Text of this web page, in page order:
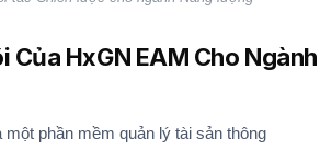
Của HxGN EAM Cho Ngành
phần mềm quản lý tài sản thông